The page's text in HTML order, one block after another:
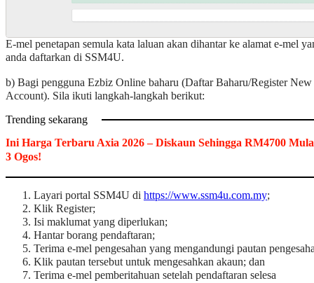
E-mel penetapan semula kata laluan akan dihantar ke alamat e-mel
anda daftarkan di SSM4U.
b) Bagi pengguna Ezbiz Online baharu (Daftar Baharu/Register New
Account). Sila ikuti langkah-langkah berikut:
Trending sekarang
Ini Harga Terbaru Axia 2026 – Diskaun Sehingga RM4700
3 Ogos!
Layari portal SSM4U di https://www.ssm4u.com.my;
Klik Register;
Isi maklumat yang diperlukan;
Hantar borang pendaftaran;
Terima e-mel pengesahan yang mengandungi pautan
Klik pautan tersebut untuk mengesahkan akaun; dan
Terima e-mel pemberitahuan setelah pendaftaran selesa